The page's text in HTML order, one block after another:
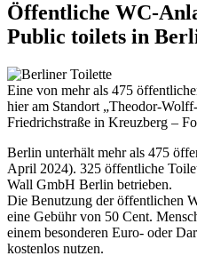
Öffentliche WC-
Public toilets in
Eine von mehr als 475
hier am Standort „Theodor-
Friedrichstraße in Kreuzberg –
Berlin unterhält mehr als 475
April 2024). 325 öffentliche
Wall GmbH Berlin betrieben.
Die Benutzung der öffentlichen
eine Gebühr von 50 Cent.
einem besonderen Euro- oder
kostenlos nutzen.